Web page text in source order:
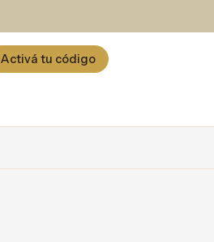
Activá tu código